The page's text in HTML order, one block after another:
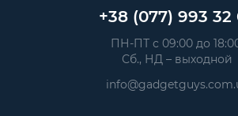
+38 (077) 993 32
ПН-ПТ с 09:00 до
Сб., НД – выходной